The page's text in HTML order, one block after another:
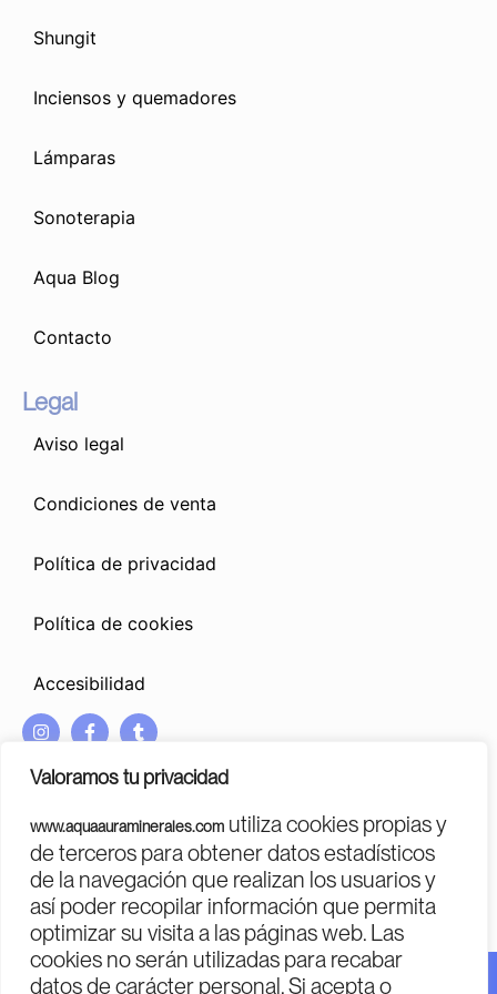
Valoramos tu privacidad
www.aquaauraminerales.com utiliza cookies propias y
de terceros para obtener datos estadísticos
de la navegación que realizan los usuarios y
así poder recopilar información que permita
optimizar su visita a las páginas web. Las
cookies no serán utilizadas para recabar
datos de carácter personal. Si acepta o
Shungit
Inciensos y quemadores
Lámparas
Sonoterapia
Aqua Blog
Contacto
Legal
Aviso legal
Condiciones de venta
Política de privacidad
Política de cookies
Accesibilidad
I
n
s
t
g
r
a
m
F
a
c
e
o
o
k
-
f
T
u
m
b
r
PROGRAMA KIT DIGITAL COFINANCIADO POR LOS FONDOS
NEXT GENERATION (EU)
DEL MECANISMO DE RECUPERACIÓN Y RESILENCIA